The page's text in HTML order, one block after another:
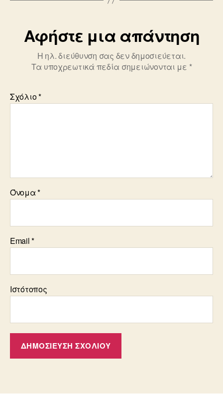
Αφήστε μια απάντηση
Η ηλ. διεύθυνση σας δεν δημοσιεύεται.
Τα υποχρεωτικά πεδία σημειώνονται με *
Σχόλιο*
Όνομα*
Email*
Ιστότοπος